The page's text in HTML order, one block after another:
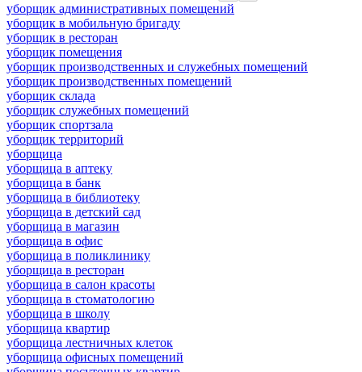
уборщик административных помещений
уборщик в мобильную бригаду
уборщик в ресторан
уборщик помещения
уборщик производственных и служебных помещений
уборщик производственных помещений
уборщик склада
уборщик служебных помещений
уборщик спортзала
уборщик территорий
уборщица
уборщица в аптеку
уборщица в банк
уборщица в библиотеку
уборщица в детский сад
уборщица в магазин
уборщица в офис
уборщица в поликлинику
уборщица в ресторан
уборщица в салон красоты
уборщица в стоматологию
уборщица в школу
уборщица квартир
уборщица лестничных клеток
уборщица офисных помещений